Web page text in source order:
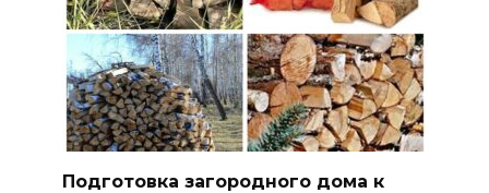
Подготовка загородного дома к